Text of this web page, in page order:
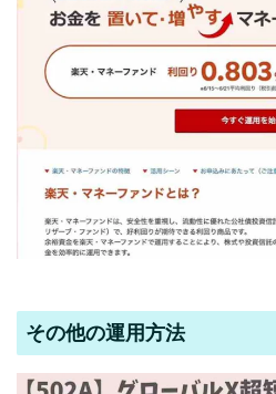
その他の運用方法